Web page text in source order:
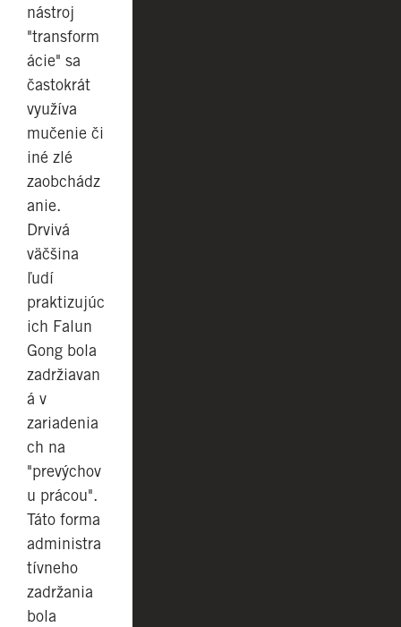
nástroj
"transform
ácie" sa
častokrát
využíva
mučenie či
iné zlé
zaobchádz
anie.
Drvivá
väčšina
ľudí
praktizujúc
ich Falun
Gong bola
zadržiavan
á v
zariadenia
ch na
"prevýchov
u prácou".
Táto forma
administra
tívneho
zadržania
bola